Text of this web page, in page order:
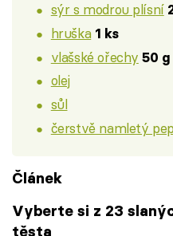
sýr s modrou plísní
hruška 1 ks
vlašské ořechy 50 g
olej
sůl
čerstvě namletý
Článek
Vyberte si z 23
těsta